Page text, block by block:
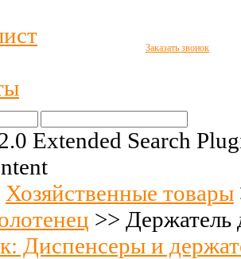
Заказать звонок
Extended Search
Хозяйственные товары
>>
Диспенсеры и